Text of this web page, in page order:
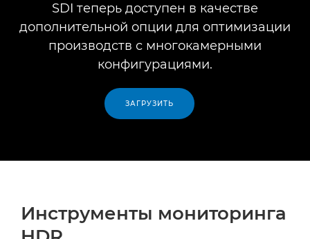
SDI теперь доступен в качестве
дополнительной опции для оптимизации
производств с многокамерными
конфигурациями.
ЗАГРУЗИТЬ
Инструменты мониторинга